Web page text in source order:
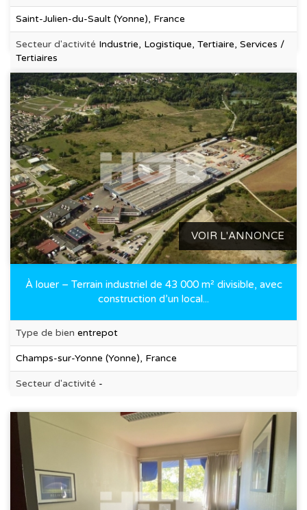
Saint-Julien-du-Sault (Yonne), France
Secteur d'activité Industrie, Logistique, Tertiaire, Services /
Tertiaires
VOIR L'ANNONCE
À louer – Terrain industriel de 43 000 m² divisible, avec
construction d’un local...
Type de bien entrepot
Champs-sur-Yonne (Yonne), France
Secteur d'activité -